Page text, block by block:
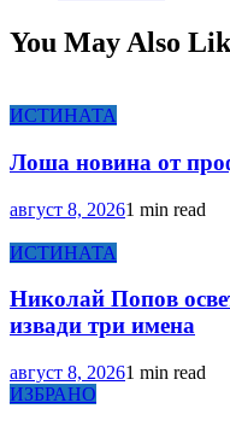
You May Also
ИСТИНАТА
Лоша новина от
август 8, 20261 min read
ИСТИНАТА
Николай Попов
извади три имена
август 8, 20261 min read
ИЗБРАНО